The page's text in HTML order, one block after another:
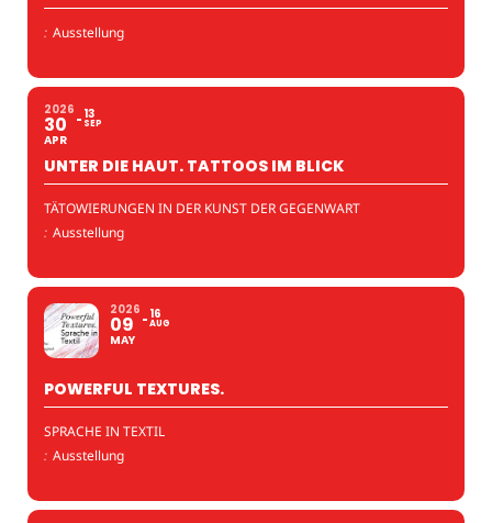
: Ausstellung
2026
30
APR
13
SEP
UNTER DIE HAUT. TATTOOS IM BLICK
TÄTOWIERUNGEN IN DER KUNST DER GEGENWART
: Ausstellung
2026
09
MAY
16
AUG
POWERFUL TEXTURES.
SPRACHE IN TEXTIL
: Ausstellung